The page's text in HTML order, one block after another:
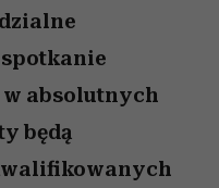
spotkanie
absolutnych
będą